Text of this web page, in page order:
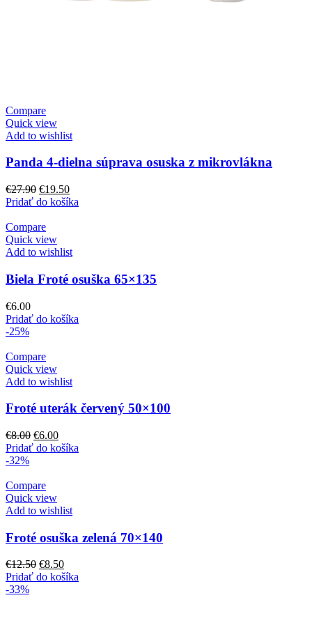
Compare
Quick view
Add to wishlist
Panda 4-dielna súprava osuska z mikrovlákna
€27.90 Pôvodná
cena
€27.90.
€19.50Aktuálna
cena
Pridať do košíka
Compare
Quick view
Add to wishlist
Biela Froté osuška 65×135
€6.00
Pridať do košíka
-25%
Compare
Quick view
Add to wishlist
Froté uterák červený 50×100
€8.00 Pôvodná
cena
€6.00Aktuálna
cena
Pridať do košíka
-32%
Compare
Quick view
Add to wishlist
Froté osuška zelená 70×140
€12.50 Pôvodná
cena
€8.50Aktuálna
cena
Pridať do košíka
-33%